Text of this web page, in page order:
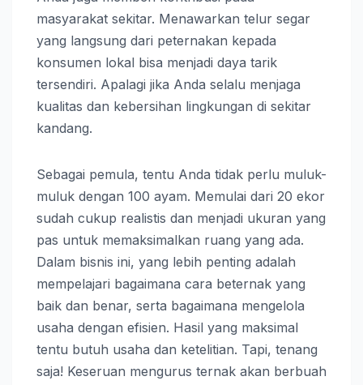
masyarakat sekitar. Menawarkan telur segar
yang langsung dari peternakan kepada
konsumen lokal bisa menjadi daya tarik
tersendiri. Apalagi jika Anda selalu menjaga
kualitas dan kebersihan lingkungan di sekitar
kandang.
Sebagai pemula, tentu Anda tidak perlu muluk-
muluk dengan 100 ayam. Memulai dari 20 ekor
sudah cukup realistis dan menjadi ukuran yang
pas untuk memaksimalkan ruang yang ada.
Dalam bisnis ini, yang lebih penting adalah
mempelajari bagaimana cara beternak yang
baik dan benar, serta bagaimana mengelola
usaha dengan efisien. Hasil yang maksimal
tentu butuh usaha dan ketelitian. Tapi, tenang
saja! Keseruan mengurus ternak akan berbuah